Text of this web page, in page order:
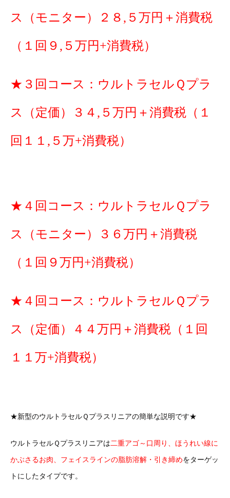
ス（モニター）２８,５万円＋消費税
（１回９,５万円+消費税）
★３回コース：ウルトラセルＱプラ
ス（定価）３４,５万円＋消費税（１
回１１,５万+消費税）
★４回コース：ウルトラセルＱプラ
ス（モニター）３６万円＋消費税
（１回９万円+消費税）
★４回コース：ウルトラセルＱプラ
ス（定価）４４万円＋消費税（１回
１１万+消費税）
★新型のウルトラセルＱプラスリニアの簡単な説明です★
ウルトラセルＱプラスリニアは 二重アゴ～口周り、ほうれい線に
かぶさるお肉、フェイスラインの脂肪溶解・引き締めをターゲッ
トにしたタイプです。